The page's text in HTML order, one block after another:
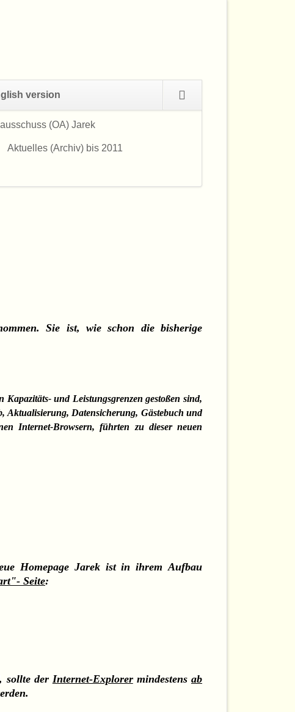
überspringen
version
(OA) Jarek
Aktuelles (Archiv) bis 2011
Sie ist, wie schon die bisherige
und Leistungsgrenzen gestoßen sind,
Aktualisierung, Datensicherung, Gästebuch und
Internet-Browsern, führten zu dieser neuen
Homepage Jarek ist in ihrem Aufbau
Seite:
sollte der Internet-Explorermindestensab